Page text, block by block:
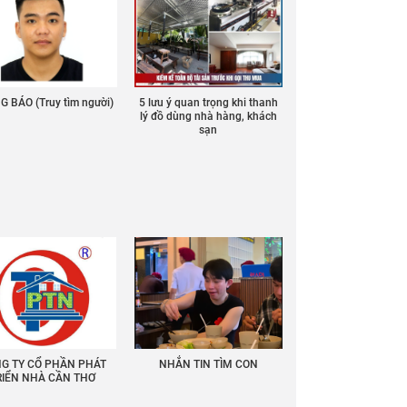
BÁO (Truy tìm người)
5 lưu ý quan trọng khi thanh
lý đồ dùng nhà hàng, khách
sạn
TY CỔ PHẦN PHÁT
NHÀ CẦN THƠ
NHẮN TIN TÌM CON